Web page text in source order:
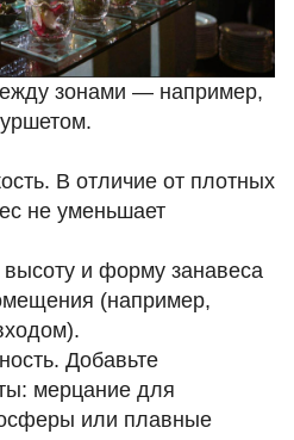
зонами — например,
В отличие от плотных
не уменьшает
высоту и форму занавеса
(например,
Добавьте
мерцание для
или плавные